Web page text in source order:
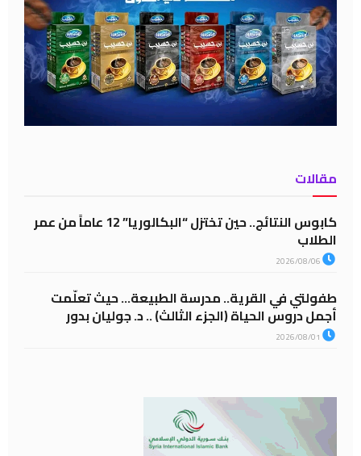
مقالات
كابوس النتائج.. حين تختزل “البكالوريا” 12 عاماً من عمر
الطلاب
طفولتي في القرية.. مدرسة الطبيعة… حيث تعلّمت
أجمل دروس الحياة (الجزء الثالث) .. د. جوليان بدور